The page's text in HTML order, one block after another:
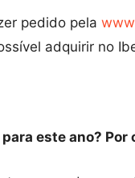
pedido pela
adquirir no
este ano? Por